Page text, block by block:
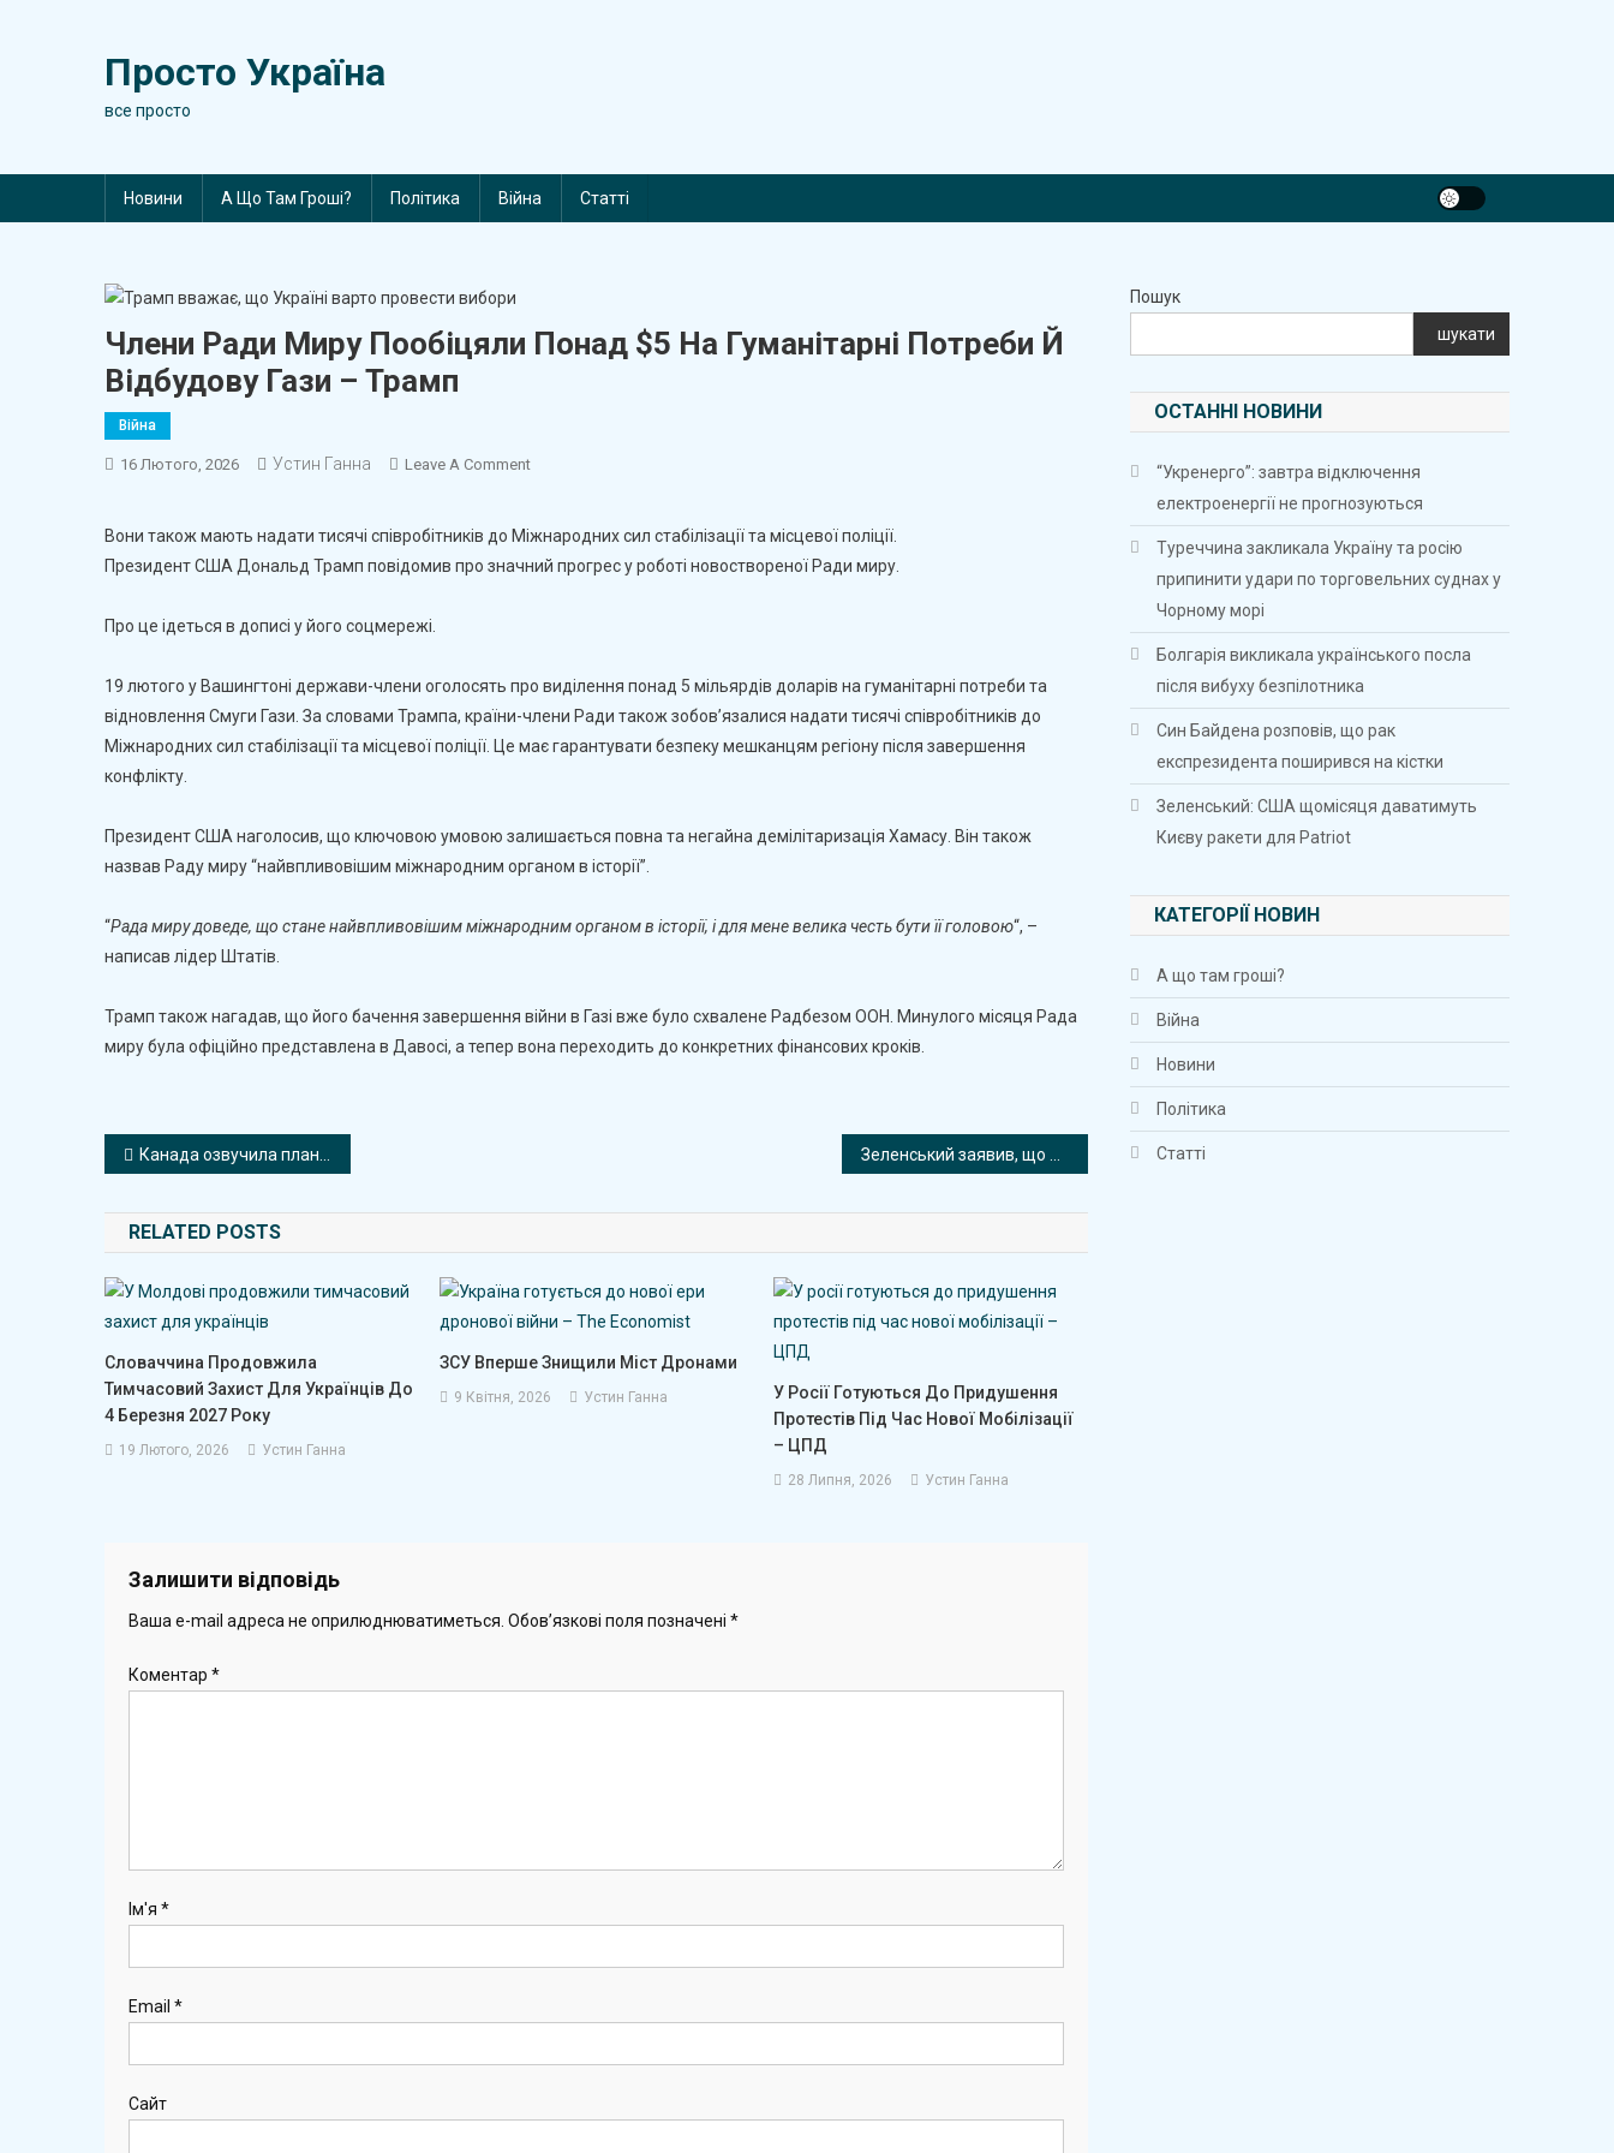
Просто Україна
все просто
Новини А Що Там Гроші? Політика Війна Статті
Члени Ради Миру Пообіцяли Понад $5 На Гуманітарні Потреби Й
Відбудову Гази – Трамп
Війна
16 Лютого, 2026 Устин Ганна Leave A CommentOn
Миру
Пообіцяли
Гуманітарні
Потреби
Й
Вони також мають надати тисячі співробітників до Міжнародних сил стабілізації та місцевої поліції.
Президент США Дональд Трамп повідомив про значний прогрес у роботі новоствореної Ради миру.
Про це ідеться в дописі у його соцмережі.
19 лютого у Вашингтоні держави-члени оголосять про виділення понад 5 мільярдів доларів на гуманітарні потреби та
відновлення Смуги Гази. За словами Трампа, країни-члени Ради також зобов’язалися надати тисячі співробітників до
Міжнародних сил стабілізації та місцевої поліції. Це має гарантувати безпеку мешканцям регіону після завершення
конфлікту.
Президент США наголосив, що ключовою умовою залишається повна та негайна демілітаризація Хамасу. Він також
назвав Раду миру “найвпливовішим міжнародним органом в історії”.
“Рада миру доведе, що стане найвпливовішим міжнародним органом в історії, і для мене велика честь бути її головою“, –
написав лідер Штатів.
Трамп також нагадав, що його бачення завершення війни в Газі вже було схвалене Радбезом ООН. Минулого місяця Рада
миру була офіційно представлена в Давосі, а тепер вона переходить до конкретних фінансових кроків.
Навігація
записів
Канада озвучила план підтримки України зараз та після війни
RELATED POSTS
Словаччина Продовжила
Тимчасовий Захист Для Українців До
4 Березня 2027 Року
19 Лютого, 2026 Устин Ганна
ЗСУ Вперше Знищили Міст Дронами
9 Квітня, 2026 Устин Ганна
У Росії Готуються До Придушення
Протестів Під Час Нової Мобілізації
– ЦПД
28 Липня, 2026 Устин Ганна
Залишити відповідь
Ваша e-mail адреса не оприлюднюватиметься. Обов’язкові поля позначені *
Коментар *
Ім'я *
Email *
Сайт
Пошук
шукати
ОСТАННІ НОВИНИ
“Укренерго”: завтра відключення
електроенергії не прогнозуються
Туреччина закликала Україну та росію
припинити удари по торговельних суднах у
Чорному морі
Болгарія викликала українського посла
після вибуху безпілотника
Син Байдена розповів, що рак
експрезидента поширився на кістки
Зеленський: США щомісяця даватимуть
Києву ракети для Patriot
КАТЕГОРІЇ НОВИН
А що там гроші?
Війна
Новини
Політика
Статті